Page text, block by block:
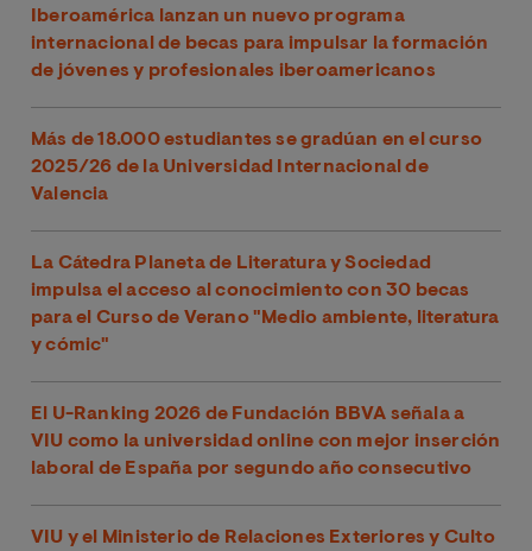
Iberoamérica lanzan un nuevo programa
internacional de becas para impulsar la formación
de jóvenes y profesionales iberoamericanos
Más de 18.000 estudiantes se gradúan en el curso
2025/26 de la Universidad Internacional de
Valencia
La Cátedra Planeta de Literatura y Sociedad
impulsa el acceso al conocimiento con 30 becas
para el Curso de Verano "Medio ambiente, literatura
y cómic"
El U-Ranking 2026 de Fundación BBVA señala a
VIU como la universidad online con mejor inserción
laboral de España por segundo año consecutivo
VIU y el Ministerio de Relaciones Exteriores y Culto